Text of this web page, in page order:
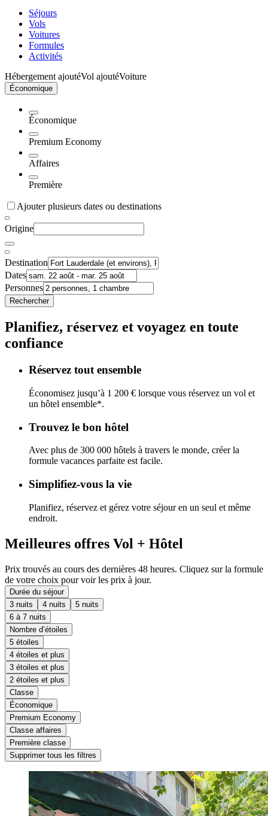
Séjours
Vols
Voitures
Formules
Activités
Hébergement ajoutéVol ajoutéVoiture
Économique
Économique
Premium Economy
Affaires
Première
Ajouter plusieurs dates ou destinations
Origine
Destination
Dates
Personnes
Rechercher
Planifiez, réservez et voyagez en toute
confiance
Réservez tout ensemble
Économisez jusqu’à 1 200 € lorsque vous réservez un vol et
un hôtel ensemble*.
Trouvez le bon hôtel
Avec plus de 300 000 hôtels à travers le monde, créer la
formule vacances parfaite est facile.
Simplifiez-vous la vie
Planifiez, réservez et gérez votre séjour en un seul et même
endroit.
Meilleures offres Vol + Hôtel
Prix trouvés au cours des dernières 48 heures. Cliquez sur la formule
de votre choix pour voir les prix à jour.
Durée du séjour
3 nuits
4 nuits
5 nuits
6 à 7 nuits
Nombre d’étoiles
5 étoiles
4 étoiles et plus
3 étoiles et plus
2 étoiles et plus
Classe
Économique
Premium Economy
Classe affaires
Première classe
Supprimer tous les filtres